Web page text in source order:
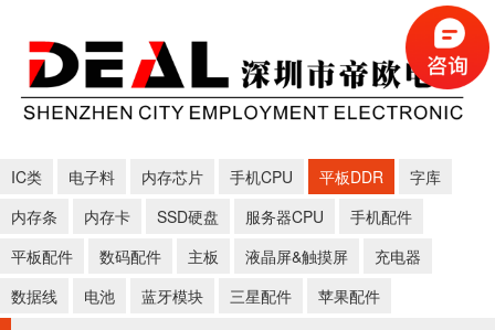
IC类 电子料 内存芯片 手机CPU 平板DDR
字库
内存条
内存卡 SSD硬盘 服务器CPU
手机配件
平板配件
数码配件 主板 液晶屏&触摸屏
充电器
数据线
电池 蓝牙模块 三星配件 苹果配件